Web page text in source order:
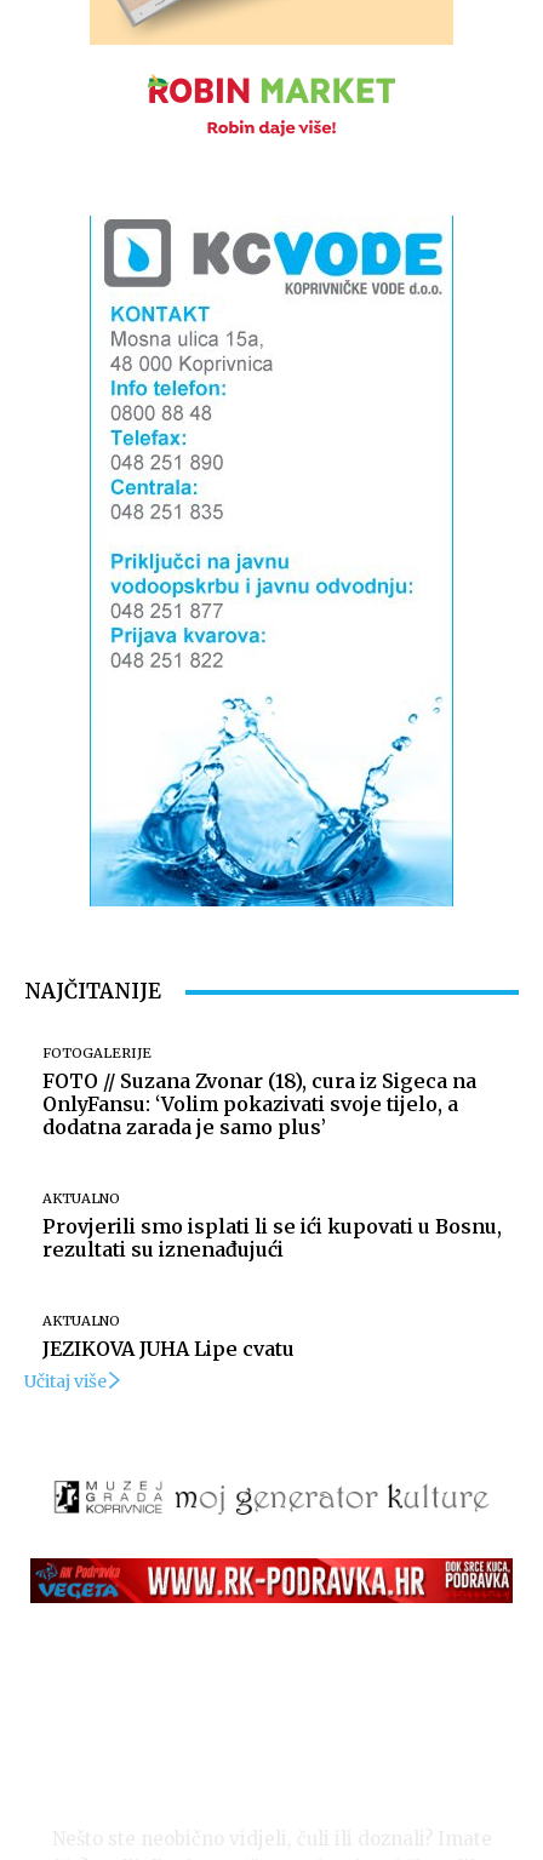
NAJČITANIJE
FOTOGALERIJE
FOTO // Suzana Zvonar (18), cura iz Sigeca na
OnlyFansu: ‘Volim pokazivati svoje tijelo, a
dodatna zarada je samo plus’
AKTUALNO
Provjerili smo isplati li se ići kupovati u Bosnu,
rezultati su iznenađujući
AKTUALNO
JEZIKOVA JUHA Lipe cvatu
Učitaj više